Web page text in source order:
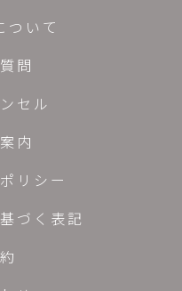
ついて
問
セル
内
リシー
づく表記